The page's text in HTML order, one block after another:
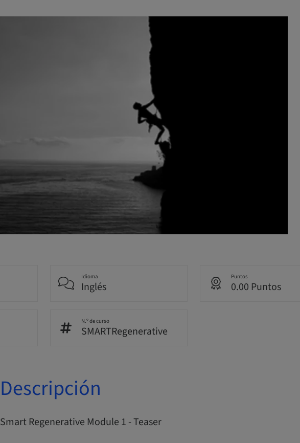
Idioma
Inglés
Puntos
0.00 Puntos
N.º de curso
SMARTRegenerative
Descripción
Smart Regenerative Module 1 - Teaser